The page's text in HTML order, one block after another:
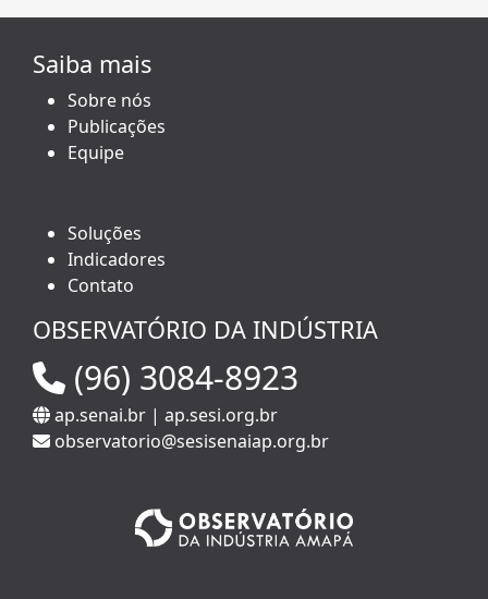
Saiba mais
Sobre nós
Publicações
Equipe
Soluções
Indicadores
Contato
OBSERVATÓRIO DA INDÚSTRIA
(96) 3084-8923
ap.senai.br | ap.sesi.org.br
observatorio@sesisenaiap.org.br